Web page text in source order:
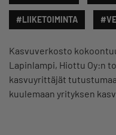
#LIIKETOIMINTA
Kasvuverkosto
Lapinlampi, Hiottu Oy:n
kasvuyrittäjät
kuulemaan yrityksen